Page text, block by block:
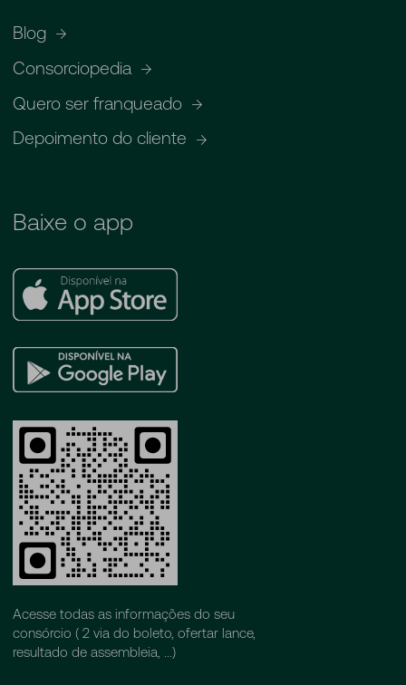
Blog
Consorciopedia
Quero ser franqueado
Depoimento do cliente
Baixe o app
Apple
Acesse todas as informações do seu
consórcio ( 2 via do boleto, ofertar lance,
resultado de assembleia, ...)